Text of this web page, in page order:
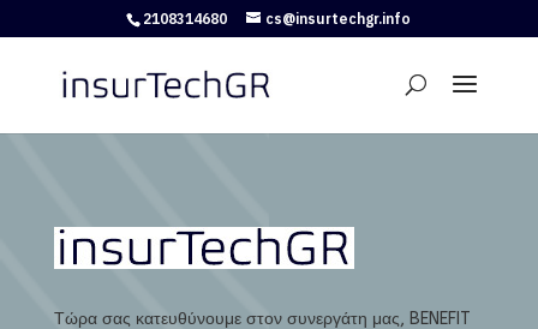
2108314680 cs@insurtechgr.info
Τώρα σας κατευθύνουμε στον συνεργάτη μας, BENEFIT